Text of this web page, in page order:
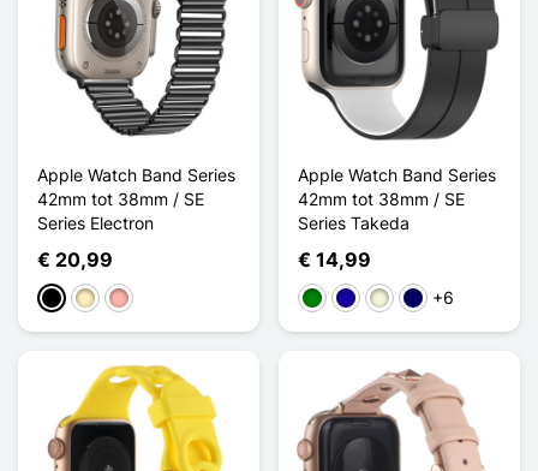
Apple Watch Band Series
42mm tot 38mm / SE
Series Electron
€ 20,99
ZwartGoldenRose Goud
Apple Watch Band Series
42mm tot 38mm / SE
Series Takeda
€ 14,99
GroenDonkerblauw
BeigeMarine Blauw
+6